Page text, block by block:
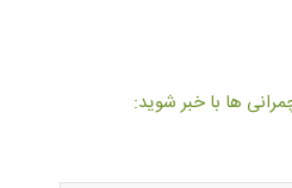
ها با خبر شوید: